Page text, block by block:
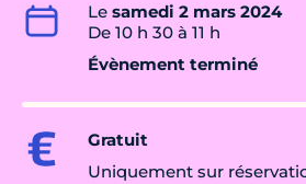
Le samedi 2 mars 2024
De 10 h 30 à 11 h
Évènement terminé
Gratuit
Uniquement sur